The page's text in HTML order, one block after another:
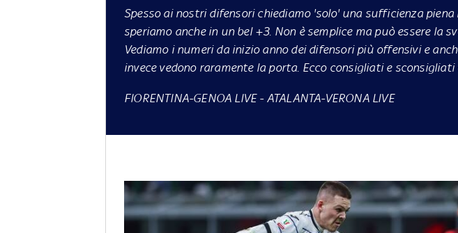
Spesso ai nostri difensori chiediamo 'solo' una sufficienza
speriamo anche in un bel +3. Non è semplice ma può essere la
Vediamo i numeri da inizio anno dei difensori più offensivi e
invece vedono raramente la porta. Ecco consigliati e
FIORENTINA-GENOA LIVE- ATALANTA-VERONA LIVE